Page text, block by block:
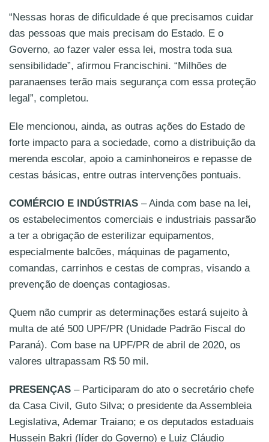
“Nessas horas de dificuldade é que precisamos cuidar
das pessoas que mais precisam do Estado. E o
Governo, ao fazer valer essa lei, mostra toda sua
sensibilidade”, afirmou Francischini. “Milhões de
paranaenses terão mais segurança com essa proteção
legal”, completou.
Ele mencionou, ainda, as outras ações do Estado de
forte impacto para a sociedade, como a distribuição da
merenda escolar, apoio a caminhoneiros e repasse de
cestas básicas, entre outras intervenções pontuais.
COMÉRCIO E INDÚSTRIAS – Ainda com base na lei,
os estabelecimentos comerciais e industriais passarão
a ter a obrigação de esterilizar equipamentos,
especialmente balcões, máquinas de pagamento,
comandas, carrinhos e cestas de compras, visando a
prevenção de doenças contagiosas.
Quem não cumprir as determinações estará sujeito à
multa de até 500 UPF/PR (Unidade Padrão Fiscal do
Paraná). Com base na UPF/PR de abril de 2020, os
valores ultrapassam R$ 50 mil.
PRESENÇAS – Participaram do ato o secretário chefe
da Casa Civil, Guto Silva; o presidente da Assembleia
Legislativa, Ademar Traiano; e os deputados estaduais
Hussein Bakri (líder do Governo) e Luiz Cláudio